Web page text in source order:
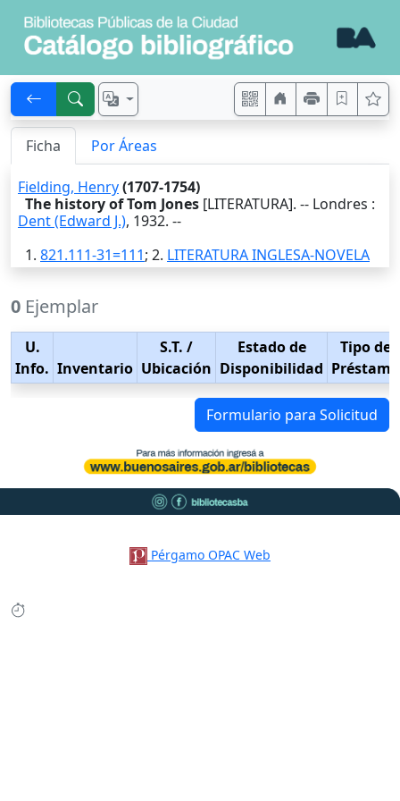
Ficha Por Áreas
Fielding, Henry(1707-1754)
The history of Tom Jones [LITERATURA]. -- Londres :
Dent (Edward J.), 1932. --
1. 821.111-31=111; 2. LITERATURA INGLESA-NOVELA
0 Ejemplar
U.
Info. Inventario
S.T. /
Ubicación
Estado de
Disponibilidad
Tipo de
Préstamo
Formulario para Solicitud
Pérgamo OPAC Web